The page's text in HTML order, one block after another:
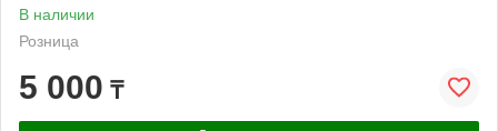
В наличии
Розница
5 000 ₸